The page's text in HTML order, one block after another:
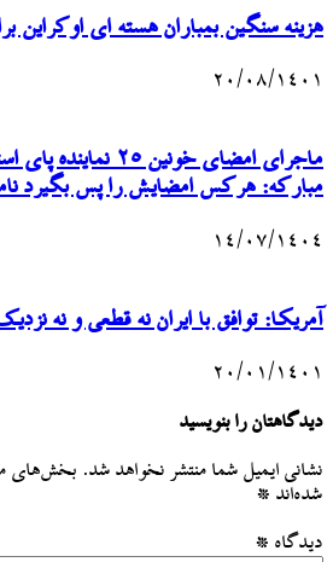
هزینه سنگین بمباران هسته ای اوکراین
۲۰/۰۸/۱۴۰۱
ماجرای امضای خونین
مبارکه: هرکس امضایش را پس بگیرد
۱۴/۰۷/۱۴۰۴
آمریکا: توافق با ایران نه قطعی و نه
۲۰/۰۱/۱۴۰۱
دیدگاهتان را بنویسید
نشانی ایمیل شما منتشر نخواهد شد. بخش‌های
شده‌اند *
دیدگاه *